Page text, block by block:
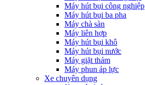
Máy hút bụi công nghiệp
Máy hút bụi ba pha
Máy chà sàn
Máy liên hợp
Máy hút bụi khô
Máy hút bụi nước
Máy giặt thảm
Máy phun áp lực
Xe chuyên dụng